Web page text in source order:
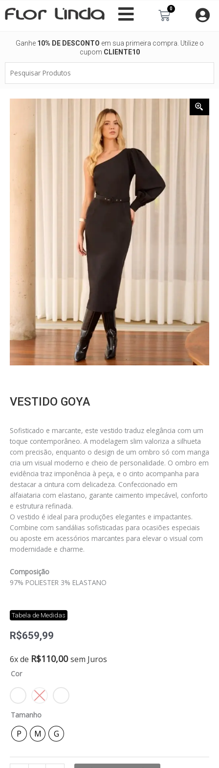
para
0
Carrinho
Ganhe 10% DE DESCONTO em sua primeira compra. Utilize o
cupom CLIENTE10
Produtos
VESTIDO GOYA
Sofisticado e marcante, este vestido traduz elegância com um
toque contemporâneo. A modelagem slim valoriza a silhueta
com precisão, enquanto o design de um ombro só com manga
cria um visual moderno e cheio de personalidade. O ombro em
evidência traz imponência à peça, e o cinto acompanha para
destacar a cintura com delicadeza. Confeccionado em
alfaiataria com elastano, garante caimento impecável, conforto
e estrutura refinada.
O vestido é ideal para produções elegantes e impactantes.
Combine com sandálias sofisticadas para ocasiões especiais
ou aposte em acessórios marcantes para elevar o visual com
modernidade e charme.
Composição
97% POLIESTER 3% ELASTANO
Tabela de Medidas
R$659,99
6x de R$110,00 sem Juros
Cor
Tamanho
P M G
Vestido
quantidade